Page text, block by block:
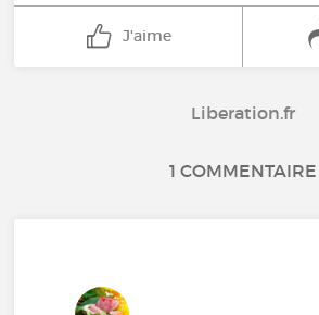
J'aime
Liberation.fr
1 COMMENTAIRE